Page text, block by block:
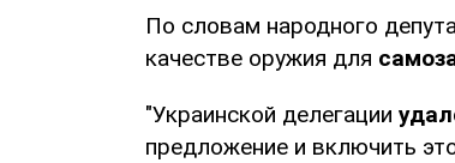
По словам народного
качестве оружия для
"Украинской делегации
предложение и включить